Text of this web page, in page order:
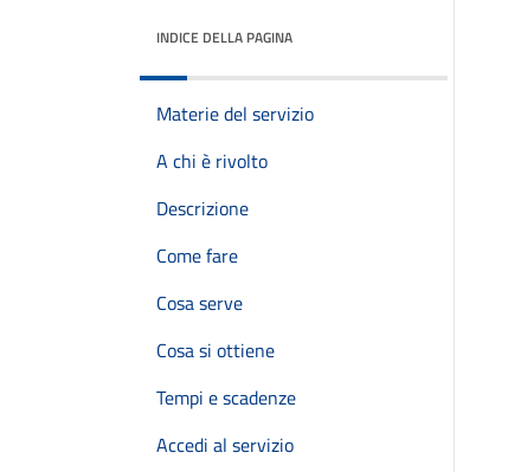
INDICE DELLA PAGINA
Materie del servizio
A chi è rivolto
Descrizione
Come fare
Cosa serve
Cosa si ottiene
Tempi e scadenze
Accedi al servizio